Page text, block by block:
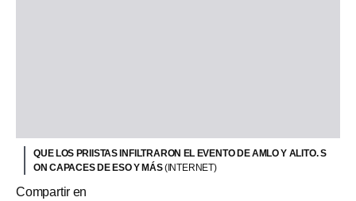
QUE LOS PRIISTAS INFILTRARON EL EVENTO DE AMLO Y ALITO. S
ON CAPACES DE ESO Y MÁS(INTERNET)
Compartir en